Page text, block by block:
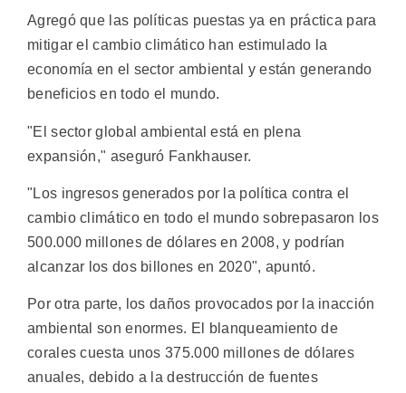
Agregó que las políticas puestas ya en práctica para
mitigar el cambio climático han estimulado la
economía en el sector ambiental y están generando
beneficios en todo el mundo.
"El sector global ambiental está en plena
expansión," aseguró Fankhauser.
"Los ingresos generados por la política contra el
cambio climático en todo el mundo sobrepasaron los
500.000 millones de dólares en 2008, y podrían
alcanzar los dos billones en 2020", apuntó.
Por otra parte, los daños provocados por la inacción
ambiental son enormes. El blanqueamiento de
corales cuesta unos 375.000 millones de dólares
anuales, debido a la destrucción de fuentes